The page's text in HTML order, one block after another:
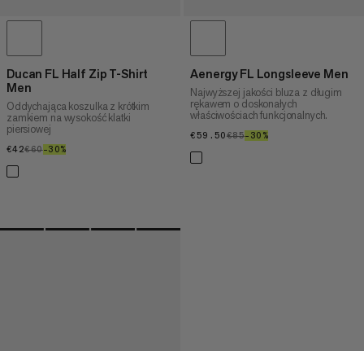
Ducan FL Half Zip T-Shirt
Men
Oddychająca koszulka z krótkim
zamkiem na wysokość klatki
piersiowej
€42€42
€60€60
–30%
Aenergy FL Longsleeve Men
Najwyższej jakości bluza z długim
rękawem o doskonałych
właściwościach funkcjonalnych.
€59.50€59.50
€85€85
–30%30%